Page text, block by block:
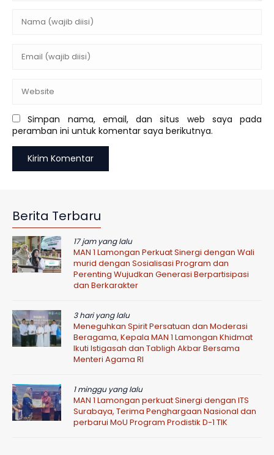
Simpan nama, email, dan situs web saya pada
peramban ini untuk komentar saya berikutnya.
Berita Terbaru
17 jam yang lalu
MAN 1 Lamongan Perkuat Sinergi dengan Wali
murid dengan Sosialisasi Program dan
Perenting Wujudkan Generasi Berpartisipasi
dan Berkarakter
3 hari yang lalu
Meneguhkan Spirit Persatuan dan Moderasi
Beragama, Kepala MAN 1 Lamongan Khidmat
Ikuti Istigasah dan Tabligh Akbar Bersama
Menteri Agama RI
1 minggu yang lalu
MAN 1 Lamongan perkuat Sinergi dengan ITS
Surabaya, Terima Penghargaan Nasional dan
perbarui MoU Program Prodistik D-1 TIK